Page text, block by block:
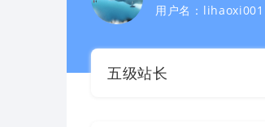
用户名：lihaoxi001
五级站长